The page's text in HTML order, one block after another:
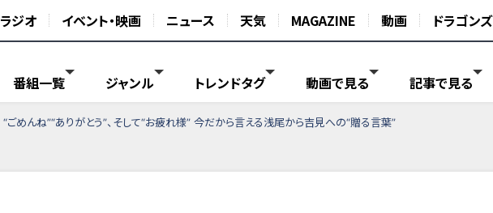
ラジオ イベント・映画 ニュース 天気 MAGAZINE 動画 ドラゴンズ
番組一覧 ジャンル トレンドタグ 動画で見る 記事で見る
“ごめんね”“ありがとう”、そして“お疲れ様” 今だから言える浅尾から吉見への“贈る言葉”